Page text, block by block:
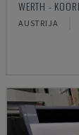
WERTH -
AUSTRIJA